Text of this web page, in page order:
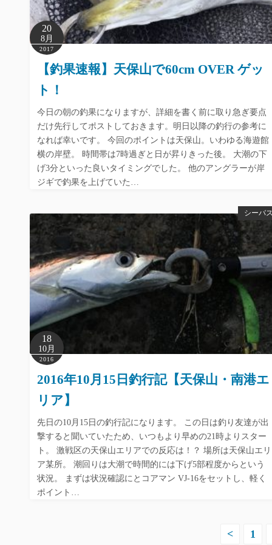
20
8月
2017
【釣果速報】天保山で60cm OVER ゲッ
ト！
今日の朝の釣果になりますが、詳細を書く前に取り急ぎ要点
だけ先行してポストしておきます。明日以降の釣行の参考に
なれば幸いです。 今回のポイントは天保山。いわゆる海遊館
横の岸壁。 時間帯は7時過ぎと日が昇りきった後。 大潮の下
げ3分といった良いタイミングでした。 他のアングラーが岸
ジギで釣果を上げていた…
シーバ
18
10月
2016
2016年10月15日釣行記【天保山・南港エ
リア】
先日の10月15日の釣行記になります。 この日は釣り友達が出
撃すると聞いていたため、いつもより早めの21時よりスター
ト。 激戦区の天保山エリアでの反応は！？ 場所は天保山エリ
ア某所。 潮回りは大潮で時間的には下げ5部程度からという
状況。 まずは状況確認にとコアマン VJ-16をセットし、軽く
ポイント…
< 1